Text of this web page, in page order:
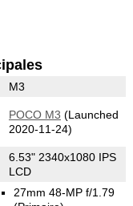
M3
POCO M3 (Launched
2020-11-24)
6.53" 2340x1080 IPS
LCD
27mm 48-MP f/1.79